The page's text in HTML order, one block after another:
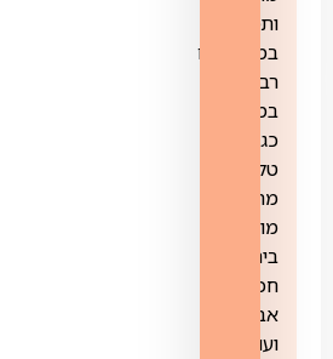
ותמיכה
במכשירים
רבים
במקביל
כגון
טלוויזיה,
מחשב,
מוזיקה,
בית
חכם,
אבטחה
ועוד.